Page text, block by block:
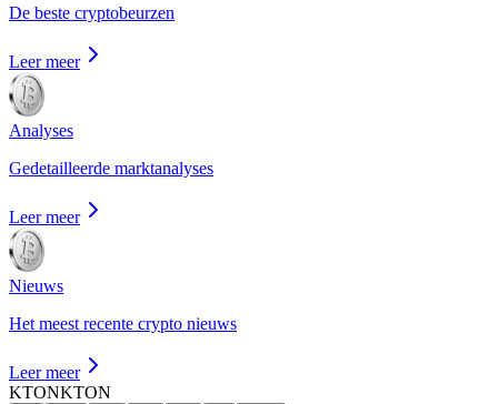
De beste cryptobeurzen
Leer meer
Analyses
Gedetailleerde marktanalyses
Leer meer
Nieuws
Het meest recente crypto nieuws
Leer meer
KTONKTON